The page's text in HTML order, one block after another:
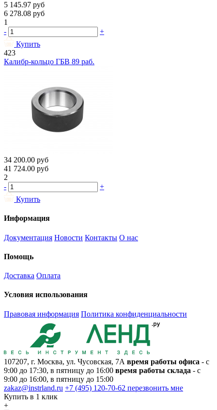
5 145.97 руб
6 278.08 руб
1
-
+
Купить
423
Калибр-кольцо ГБВ 89 раб.
34 200.00 руб
41 724.00 руб
2
-
+
Купить
Информация
Документация Новости Контакты О нас
Помощь
Доставка Оплата
Условия использования
Правовая информация Политика конфиденциальности
107207, г. Москва, ул. Чусовская, 7А время работы офиса - с
9:00 до 17:30, в пятницу до 16:00 время работы склада - с
9:00 до 16:00, в пятницу до 15:00
zakaz@instrland.ru +7 (495) 120-70-62 перезвонить мне
Купить в 1 клик
+